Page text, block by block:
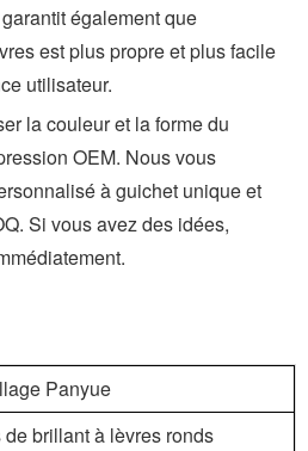
également que
est plus propre et plus facile
utilisateur.
la couleur et la forme du
OEM. Nous vous
à guichet unique et
Si vous avez des idées,
Panyue
de brillant à lèvres ronds